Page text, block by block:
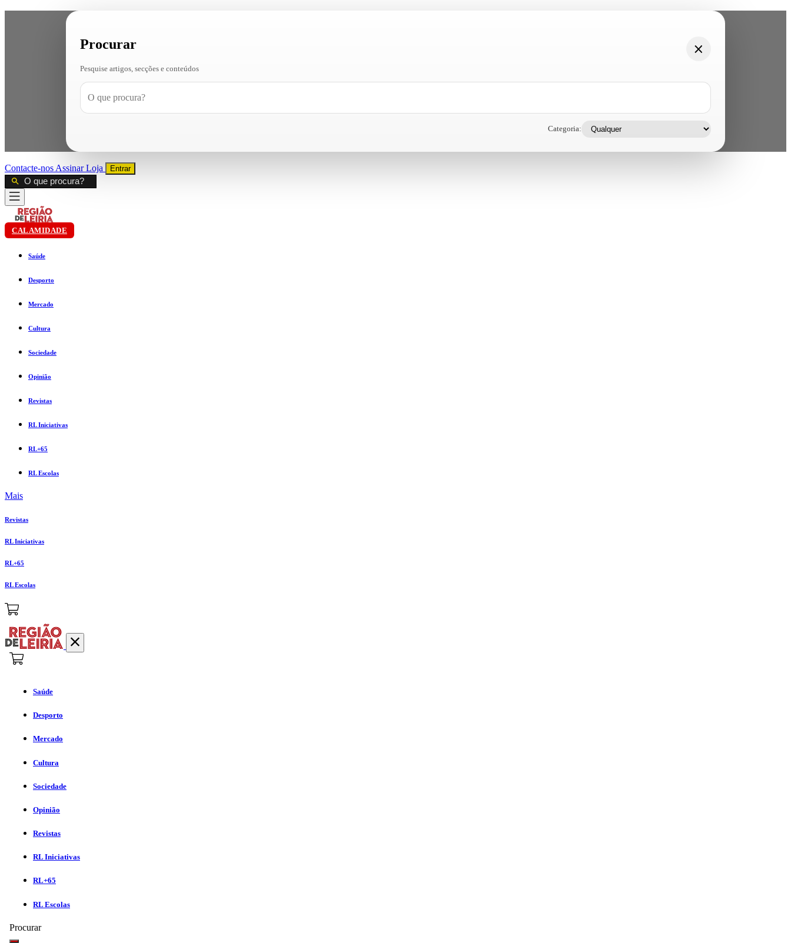
Procurar
Pesquise artigos, secções e conteúdos
Categoria:
Contacte-nos AssinarLoja Entrar
CALAMIDADE
Saúde
Desporto
Mercado
Cultura
Sociedade
Opinião
Revistas
RL Iniciativas
RL+65
RL Escolas
Mais
Revistas
RL Iniciativas
RL+65
RL Escolas
Saúde
Desporto
Mercado
Cultura
Sociedade
Opinião
Revistas
RL Iniciativas
RL+65
RL Escolas
Procurar